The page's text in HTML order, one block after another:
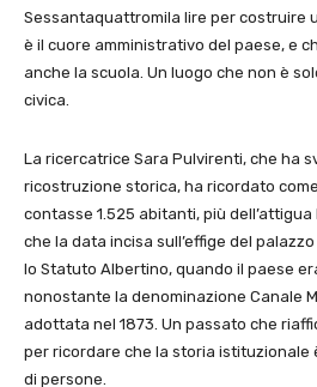
Sessantaquattromila lire per costruire
è il cuore amministrativo del paese, e
anche la scuola. Un luogo che non è
civica.
La ricercatrice Sara Pulvirenti, che ha
ricostruzione storica, ha ricordato
contasse 1.525 abitanti, più
che la data incisa sull’effige del palazzo
lo Statuto Albertino, quando il paese
nonostante la denominazione Canale
adottata nel 1873. Un passato che
per ricordare che la storia istituzionale
di persone.